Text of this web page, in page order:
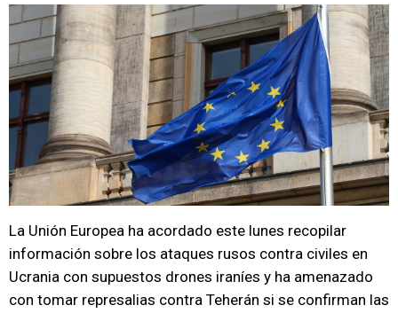
La Unión Europea ha acordado este lunes recopilar
información sobre los ataques rusos contra civiles en
Ucrania con supuestos drones iraníes y ha amenazado
con tomar represalias contra Teherán si se confirman las